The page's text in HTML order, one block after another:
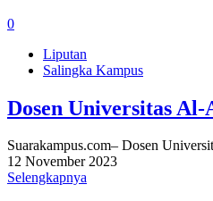
0
Liputan
Salingka Kampus
Dosen Universitas
Suarakampus.com– Dosen
12 November 2023
Selengkapnya